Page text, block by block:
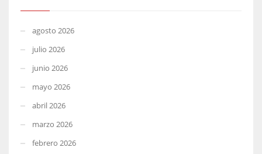
agosto 2026
julio 2026
junio 2026
mayo 2026
abril 2026
marzo 2026
febrero 2026